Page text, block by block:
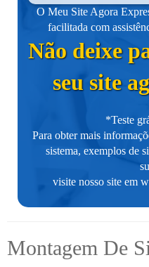
O Meu Site Agora
facilitada com
Não deixe
seu site
*Teste
Para obter mais
sistema, exemplos de
visite nosso site em
Montagem De